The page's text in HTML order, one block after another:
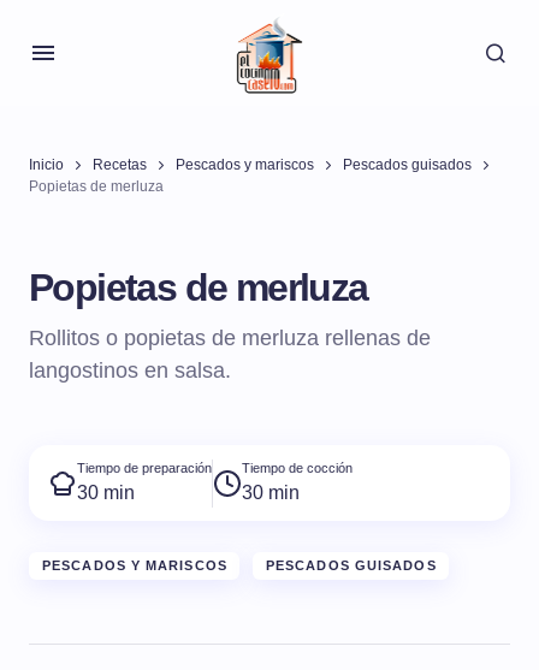
Inicio Recetas Pescados y mariscos
Pescados guisados
Popietas de merluza
Popietas de merluza
Rollitos o popietas de merluza rellenas de
langostinos en salsa.
Tiempo de preparación
30 min
Tiempo de cocción
30 min
PESCADOS Y MARISCOS PESCADOS GUISADOS